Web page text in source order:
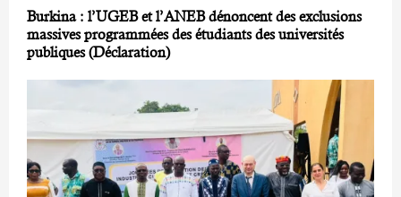
Burkina : l’UGEB et l’ANEB dénoncent des exclusions
massives programmées des étudiants des universités
publiques (Déclaration)